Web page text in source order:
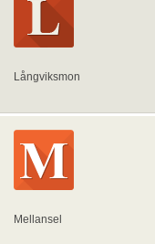
Långviksmon
Mellansel